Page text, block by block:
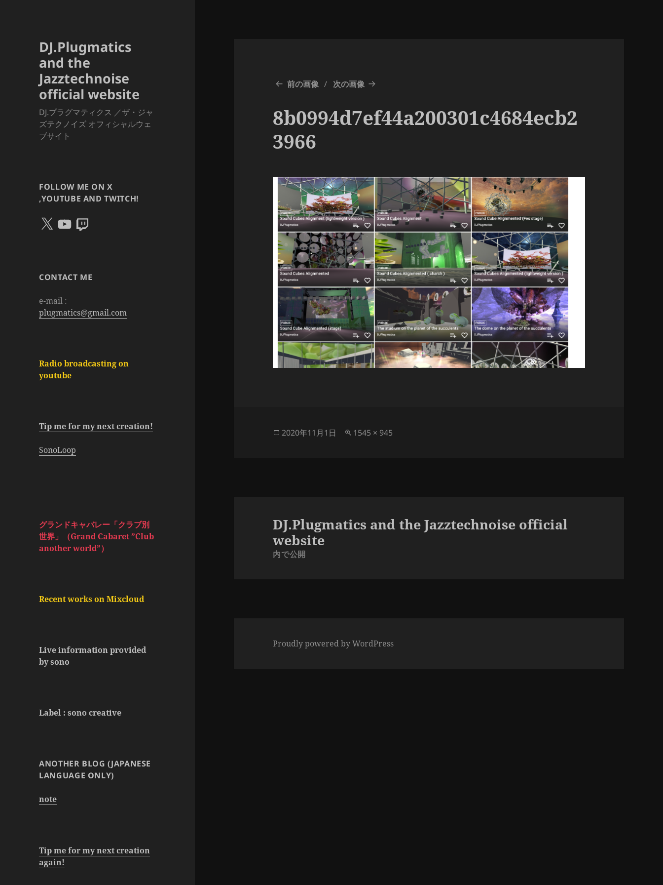
DJ.Plugmatics
and the
Jazztechnoise
official website
DJ.プラグマティクス ／ザ・ジャ
ズテクノイズ オフィシャルウェ
ブサイト
FOLLOW ME ON X
,YOUTUBE AND TWITCH!
X
YouTube
Twitch
CONTACT ME
e-mail :
plugmatics@gmail.com
Radio broadcasting on
youtube
Tip me for my next creation!
SonoLoop
グランドキャバレー「クラブ別
世界」（Grand Cabaret ”Club
another world”）
Recent works on Mixcloud
Live information provided
by sono
Label : sono creative
ANOTHER BLOG (JAPANESE
LANGUAGE ONLY)
note
Tip me for my next creation
again!
前の画像 次の画像
8b0994d7ef44a200301c4684ecb2
3966
投
2020年11月1日
フ
1545 × 945
DJ.Plugmatics and the Jazztechnoise official
website
内で公開
Proudly powered by WordPress